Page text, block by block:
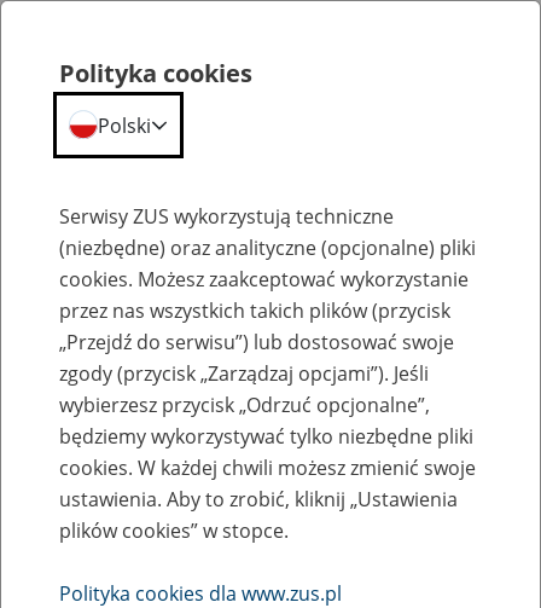
Przepraszamy,
podana strona nie została znaleziona.
Błąd 404
Przejdź do strony głównej
Polityka cookies
Polski
Serwisy ZUS wykorzystują techniczne
(niezbędne) oraz analityczne (opcjonalne) pliki
cookies. Możesz zaakceptować wykorzystanie
przez nas wszystkich takich plików (przycisk
„Przejdź do serwisu”) lub dostosować swoje
zgody (przycisk „Zarządzaj opcjami”). Jeśli
wybierzesz przycisk „Odrzuć opcjonalne”,
będziemy wykorzystywać tylko niezbędne pliki
cookies. W każdej chwili możesz zmienić swoje
ustawienia. Aby to zrobić, kliknij „Ustawienia
plików cookies” w stopce.
Polityka cookies dla www.zus.pl